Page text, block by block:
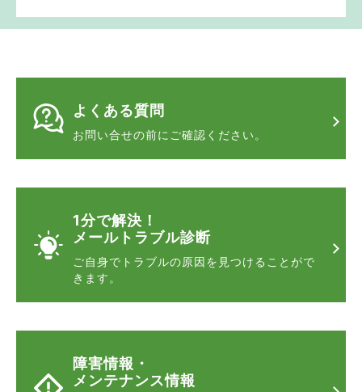
よくある質問
お問い合せの前に ご確認ください。
1分で解決！
メールトラブル診断
ご自身でトラブルの原因を 見つけることがで
きます。
障害情報・
メンテナンス情報